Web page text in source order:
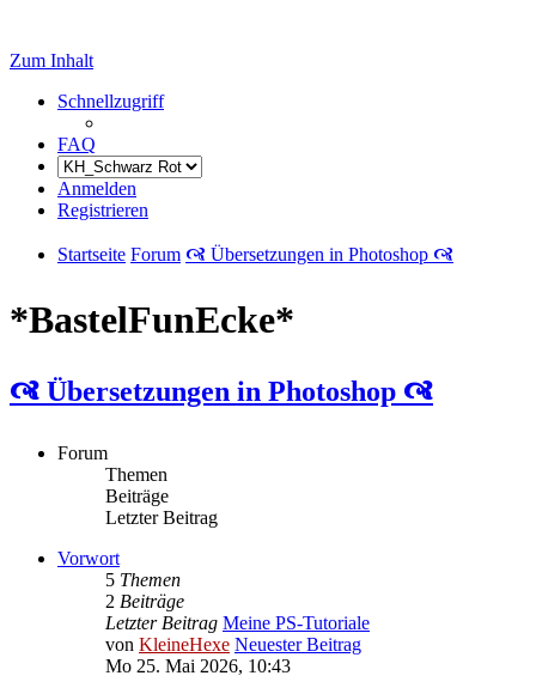
Zum Inhalt
Schnellzugriff
FAQ
Anmelden
Registrieren
Startseite Forum 🙧 Übersetzungen in Photoshop 🙧
*BastelFunEcke*
🙧 Übersetzungen in Photoshop 🙧
Forum
Themen
Beiträge
Letzter Beitrag
Vorwort
5 Themen
2 Beiträge
Letzter Beitrag Meine PS-Tutoriale
von KleineHexe Neuester Beitrag
Mo 25. Mai 2026, 10:43